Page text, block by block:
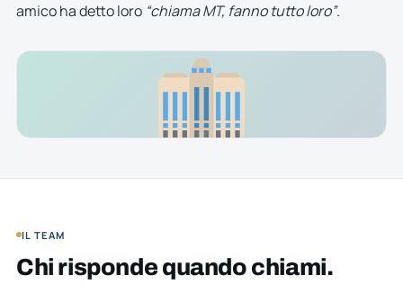
amico ha detto loro “chiama MT, fanno tutto loro”.
IL TEAM
Chi risponde quando chiami.